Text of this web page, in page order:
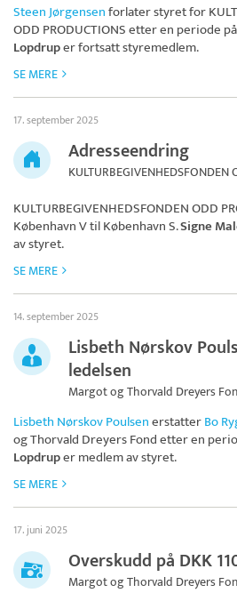
Steen Jørgensenforlater styret for
ODD PRODUCTIONSetter en periode på
Lopdruper fortsatt styremedlem.
SE MERE
17. september 2025
Adresseendring
KULTURBEGIVENHEDSFONDEN
KULTURBEGIVENHEDSFONDEN ODD
København V til København S.Signe
av styret.
SE MERE
14. september 2025
Lisbeth Nørskov
ledelsen
Margot og Thorvald Dreyers
Lisbeth Nørskov PoulsenerstatterBo
og Thorvald Dreyers Fondetter en
Lopdruper medlem av styret.
SE MERE
17. juni 2025
Overskudd på DKK
Margot og Thorvald Dreyers